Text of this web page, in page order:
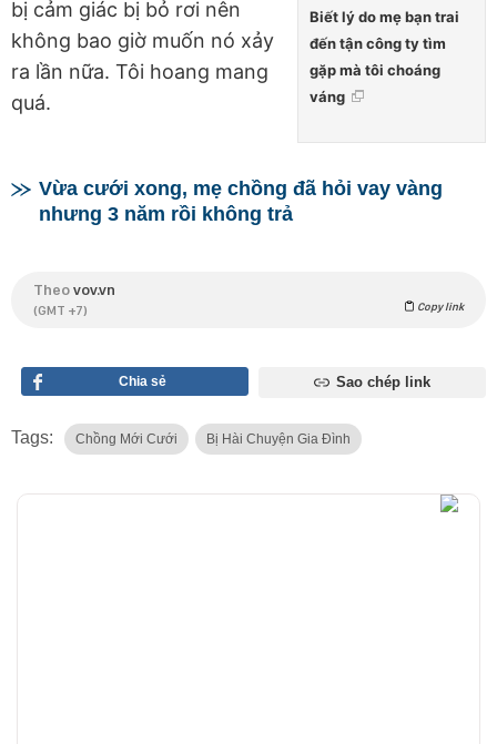
Biết lý do mẹ bạn trai
đến tận công ty tìm
gặp mà tôi choáng
váng
bị cảm giác bị bỏ rơi nên
không bao giờ muốn nó xảy
ra lần nữa. Tôi hoang mang
quá.
Vừa cưới xong, mẹ chồng đã hỏi vay vàng
nhưng 3 năm rồi không trả
Theovov.vn
(GMT +7) Copy link
Chia sẻ Sao chép link
Tags: Chồng Mới Cưới Bị Hài Chuyện Gia Đình